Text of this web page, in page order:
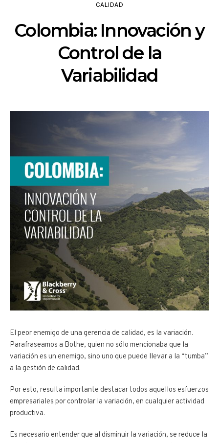
CALIDAD
Colombia: Innovación y
Control de la
Variabilidad
El peor enemigo de una gerencia de calidad, es la variación.
Parafraseamos a Bothe, quien no sólo mencionaba que la
variación es un enemigo, sino uno que puede llevar a la “tumba”
a la gestión de calidad.
Por esto, resulta importante destacar todos aquellos esfuerzos
empresariales por controlar la variación, en cualquier actividad
productiva.
Es necesario entender que al disminuir la variación, se reduce la